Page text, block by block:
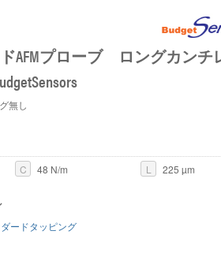
のSEMイメージ AFMカンチ
AFMプローブ ロングカンチ
無し
C 48 N/m L
225 µm
ードタッピング